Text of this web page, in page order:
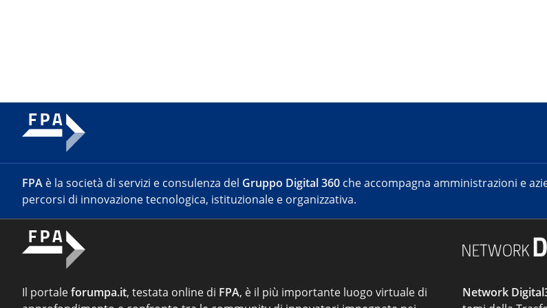
FPA è la società di servizi e consulenza del Gruppo Digital 360 che accompagna amministrazioni e
percorsi di innovazione tecnologica, istituzionale e organizzativa.
Il portaleforumpa.it, testata online di FPA, è il più importante luogo virtuale di
Network